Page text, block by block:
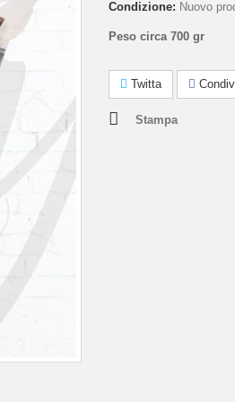
Condizione: Nuovo
Peso circa 700 gr
Twitta
Stampa